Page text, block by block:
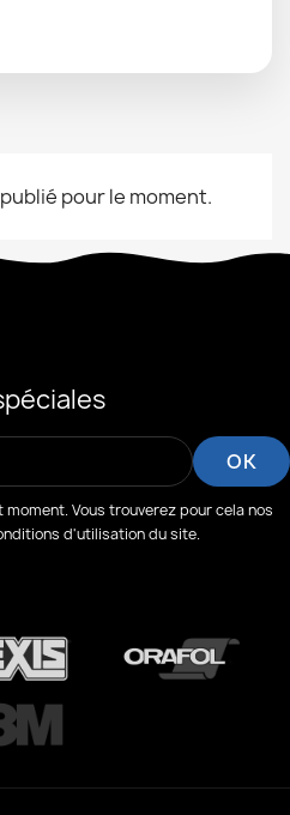
pour le moment.
Vous trouverez pour cela nos
d'utilisation du site.